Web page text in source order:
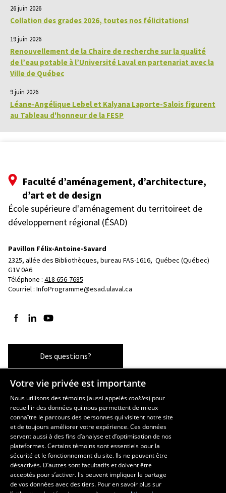
26 juin 2026
Collation des grades 2026, toutes nos félicitations!
19 juin 2026
Renouvellement de la Chaire de recherche sur la qualité
de l’eau potable à l’Université Laval en partenariat avec la
Ville de Québec
9 juin 2026
Léane-Angélique Lebel et Kalyana Laporte-Salois figurent
au Tableau d'honneur de la FESP
Faculté d’aménagement, d’architecture,
d’art et de design
École supérieure d'aménagement du territoireet de
développement régional (ÉSAD)
Pavillon Félix-Antoine-Savard
2325, allée des Bibliothèques, bureau FAS-1616, Québec (Québec)
G1V 0A6
Téléphone : 418 656-7685
Courriel : InfoProgramme@esad.ulaval.ca
Suivez-nous sur Facebook
Suivez-nous sur LinkedIn
Suivez-nous sur YouTube
Des questions?
Les écoles et la recherche
École supérieure d’aménagement du territoire et de développement
régional
École d’architecture
École d’art
École de design
Centre de recherche en aménagement et développement
Votre vie privée est importante
Nous utilisons des témoins (aussi appeléscookies) pour
recueillir des données qui nous permettent de mieux
connaître le parcours des personnes qui visitent notre site
et de toujours améliorer votre expérience. Ces données
servent aussi à des fins d’analyse et d’optimisation de nos
plateformes. Certains témoins sont essentiels pour la
sécurité et le fonctionnement du site. Ils ne peuvent être
désactivés. D’autres sont facultatifs et doivent être
acceptés pour s’activer. Ils peuvent impliquer le partage
de vos données avec des tiers. Pour en savoir plus sur